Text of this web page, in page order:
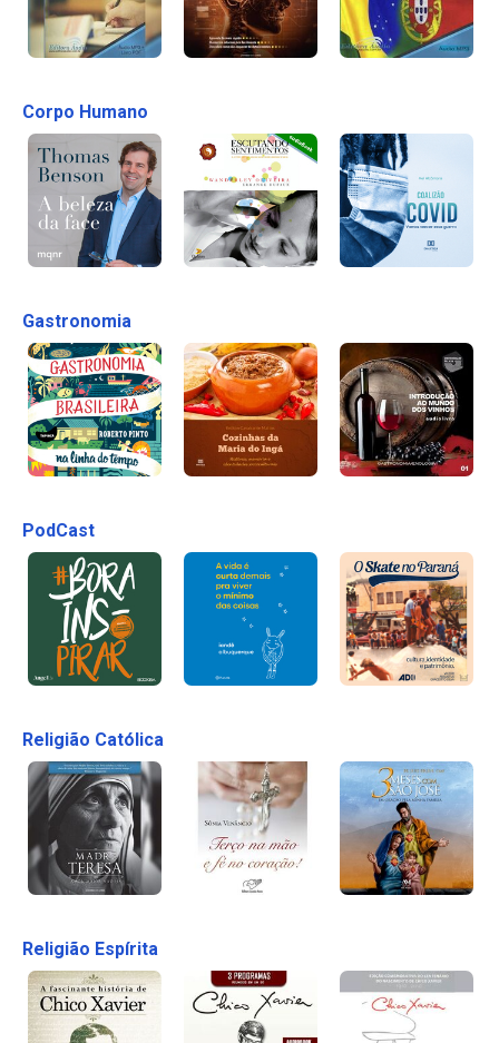
Corpo Humano
Gastronomia
PodCast
Religião Católica
Religião Espírita